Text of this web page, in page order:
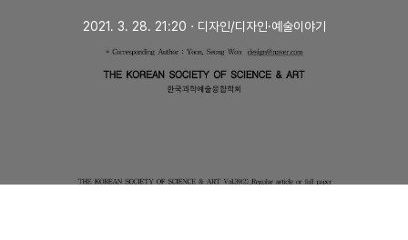
2021. 3. 28. 21:20 ㆍ 디자인/디자인·예술이야기